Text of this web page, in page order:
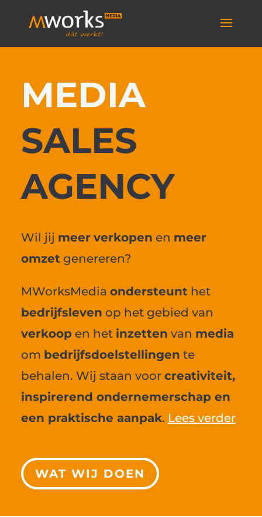
MEDIA
SALES
AGENCY
Wil jij meer verkopen en meer
omzet genereren?
MWorksMedia ondersteunt het
bedrijfsleven op het gebied van
verkoopen het inzetten van media
om bedrijfsdoelstellingen te
behalen. Wij staan voor creativiteit,
inspirerend ondernemerschap en
een praktische aanpak. Lees verder
WAT WIJ DOEN